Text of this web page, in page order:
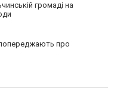
громаді на
про